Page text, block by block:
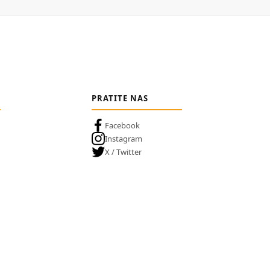
PRATITE NAS
Facebook
Instagram
X / Twitter